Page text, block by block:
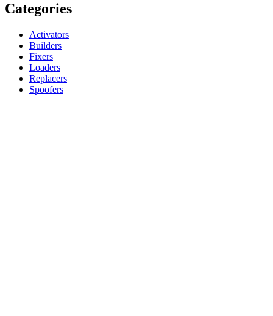
Categories
Activators
Builders
Fixers
Loaders
Replacers
Spoofers